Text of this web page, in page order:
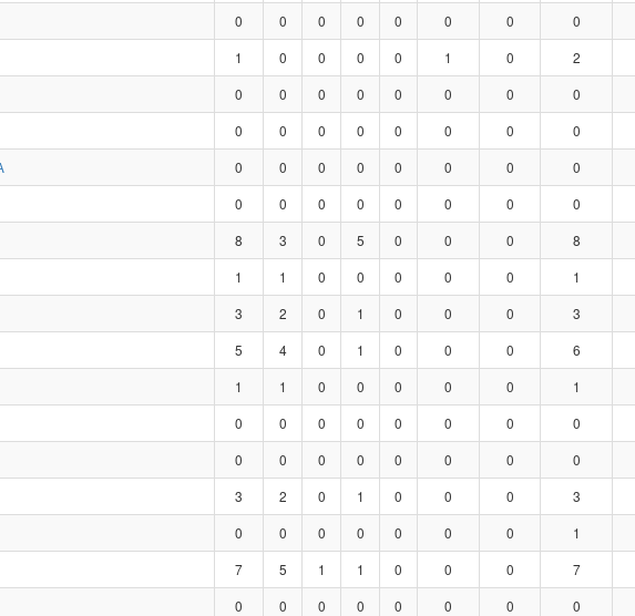
0 0 0 0 0 0 0 0
1 0 0 0 0 1 0 2
0 0 0 0 0 0 0 0
0 0 0 0 0 0 0 0
0 0 0 0 0 0 0 0
0 0 0 0 0 0 0 0
8 3 0 5 0 0 0 8
1 1 0 0 0 0 0 1
3 2 0 1 0 0 0 3
5 4 0 1 0 0 0 6
1 1 0 0 0 0 0 1
0 0 0 0 0 0 0 0
0 0 0 0 0 0 0 0
3 2 0 1 0 0 0 3
0 0 0 0 0 0 0 1
7 5 1 1 0 0 0 7
0 0 0 0 0 0 0 0